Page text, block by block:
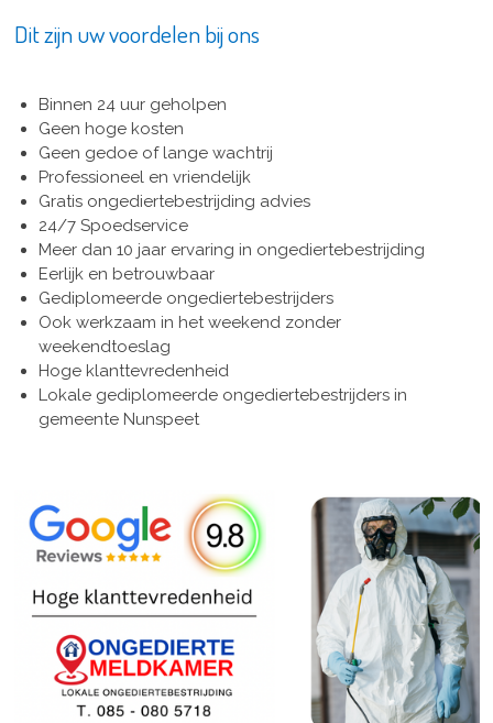
Dit zijn uw voordelen bij ons
Binnen 24 uur geholpen
Geen hoge kosten
Geen gedoe of lange wachtrij
Professioneel en vriendelijk
Gratis ongediertebestrijding advies
24/7 Spoedservice
Meer dan 10 jaar ervaring in ongediertebestrijding
Eerlijk en betrouwbaar
Gediplomeerde ongediertebestrijders
Ook werkzaam in het weekend zonder
weekendtoeslag
Hoge klanttevredenheid
Lokale gediplomeerde ongediertebestrijders in
gemeente Nunspeet